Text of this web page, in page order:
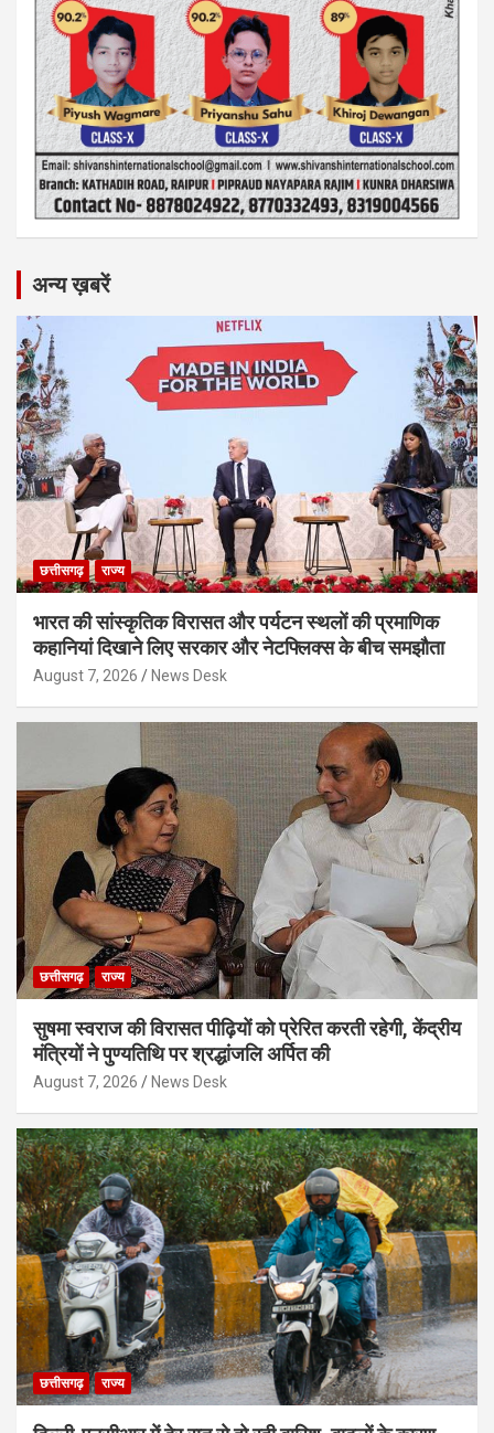
अन्य ख़बरें
छत्तीसगढ़ राज्य
भारत की सांस्कृतिक विरासत और पर्यटन स्थलों की प्रमाणिक
कहानियां दिखाने लिए सरकार और नेटफ्लिक्स के बीच समझौता
August 7, 2026 News Desk
छत्तीसगढ़ राज्य
सुषमा स्वराज की विरासत पीढ़ियों को प्रेरित करती रहेगी, केंद्रीय
मंत्रियों ने पुण्यतिथि पर श्रद्धांजलि अर्पित की
August 7, 2026 News Desk
छत्तीसगढ़ राज्य